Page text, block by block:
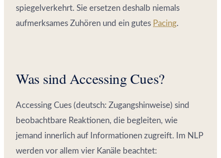
spiegelverkehrt. Sie ersetzen deshalb niemals
aufmerksames Zuhören und ein gutes Pacing.
Was sind Accessing Cues?
Accessing Cues (deutsch: Zugangshinweise) sind
beobachtbare Reaktionen, die begleiten, wie
jemand innerlich auf Informationen zugreift. Im NLP
werden vor allem vier Kanäle beachtet: